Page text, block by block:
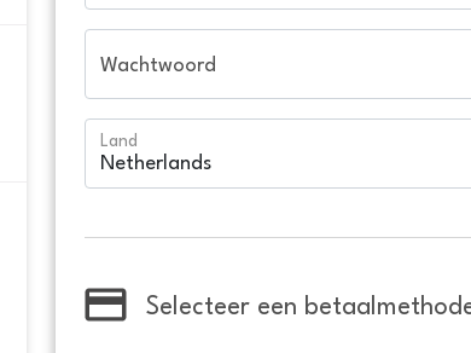
Wachtwoord
Land
Selecteer een